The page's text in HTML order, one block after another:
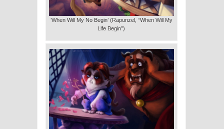
‘When Will My No Begin’ (Rapunzel, “When Will My
Life Begin”)